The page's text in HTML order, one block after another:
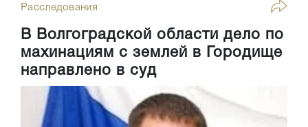
Расследования
В Волгоградской области дело по
махинациям с землей в Городище
направлено в суд